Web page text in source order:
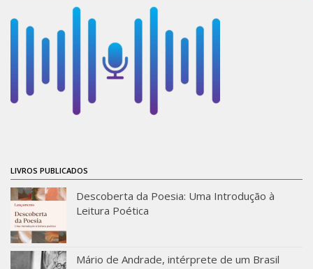
Ingresso – Processo Seletivo
Formulários – Requerimentos
Regulamentos
Exame de Qualificação
Depósito da Dissertação
Dissertação Corrigida
Orientadores / Credenciamentos
LIVROS PUBLICADOS
Descoberta da Poesia: Uma Introdução à
Leitura Poética
Mário de Andrade, intérprete de um Brasil